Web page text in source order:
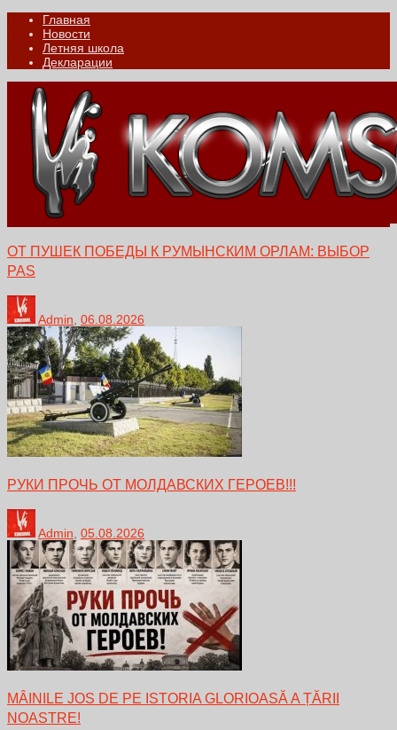
Главная
Новости
Летняя школа
Декларации
ОТ ПУШЕК ПОБЕДЫ К РУМЫНСКИМ ОРЛАМ: ВЫБОР
PAS
Admin 06.08.2026
РУКИ ПРОЧЬ ОТ МОЛДАВСКИХ ГЕРОЕВ!!!
Admin 05.08.2026
MÂINILE JOS DE PE ISTORIA GLORIOASĂ A ȚĂRII
NOASTRE!